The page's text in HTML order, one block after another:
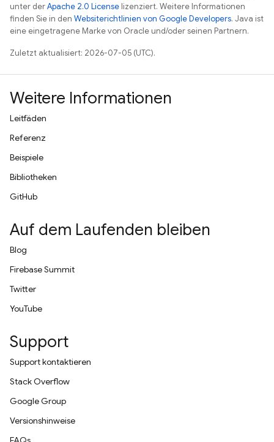
unter derApache 2.0 License lizenziert. Weitere Informationen
finden Sie in den Websiterichtlinien von Google Developers. Java ist
eine eingetragene Marke von Oracle und/oder seinen Partnern.
Zuletzt aktualisiert: 2026-07-05 (UTC).
Weitere Informationen
Leitfäden
Referenz
Beispiele
Bibliotheken
GitHub
Auf dem Laufenden bleiben
Blog
Firebase Summit
Twitter
YouTube
Support
Support kontaktieren
Stack Overflow
Google Group
Versionshinweise